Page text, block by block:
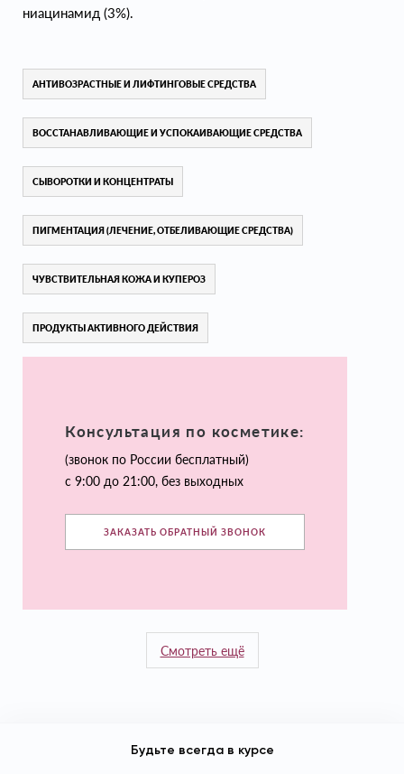
ниацинамид (3%).
АНТИВОЗРАСТНЫЕ И ЛИФТИНГОВЫЕ СРЕДСТВА
ВОССТАНАВЛИВАЮЩИЕ И УСПОКАИВАЮЩИЕ СРЕДСТВА
СЫВОРОТКИ И КОНЦЕНТРАТЫ
ПИГМЕНТАЦИЯ (ЛЕЧЕНИЕ, ОТБЕЛИВАЮЩИЕ СРЕДСТВА)
ЧУВСТВИТЕЛЬНАЯ КОЖА И КУПЕРОЗ
ПРОДУКТЫ АКТИВНОГО ДЕЙСТВИЯ
Консультация по косметике:
(звонок по России бесплатный)
с 9:00 до 21:00, без выходных
ЗАКАЗАТЬ ОБРАТНЫЙ ЗВОНОК
Смотреть ещё
Будьте всегда в курсе